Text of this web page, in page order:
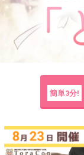
簡単3分!